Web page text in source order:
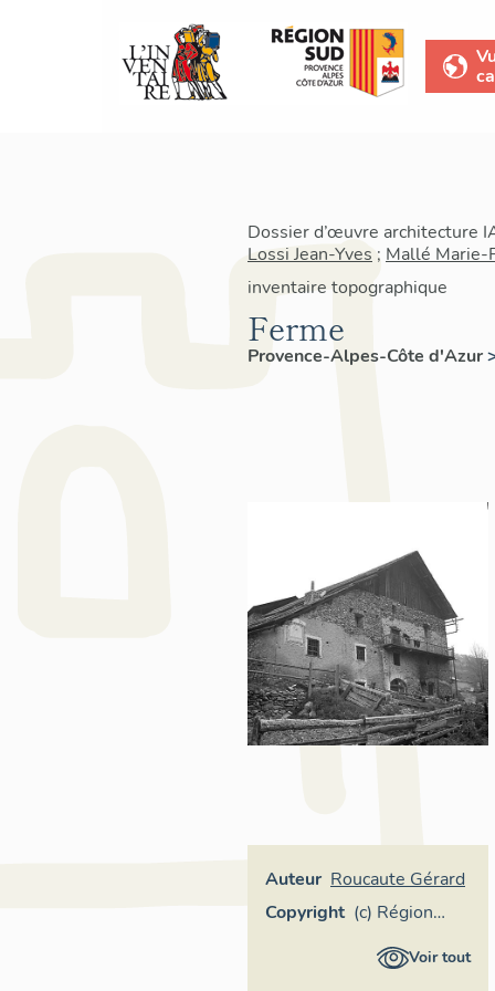
Dossier d’œuvre architecture
Lossi Jean-Yves ; Mallé Marie-
inventaire topographique
Ferme
Provence-Alpes-Côte d'Azur
Auteur Roucaute Gérard
Copyright (c) Région
Provence-Voir tout